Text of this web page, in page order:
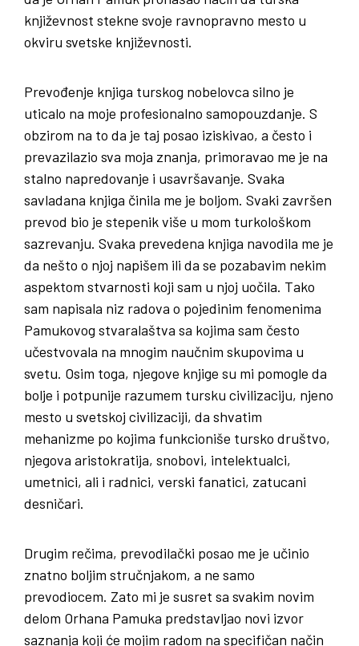
književnost stekne svoje ravnopravno mesto u
okviru svetske književnosti.
Prevođenje knjiga turskog nobelovca silno je
uticalo na moje profesionalno samopouzdanje. S
obzirom na to da je taj posao iziskivao, a često i
prevazilazio sva moja znanja, primoravao me je na
stalno napredovanje i usavršavanje. Svaka
savladana knjiga činila me je boljom. Svaki završen
prevod bio je stepenik više u mom turkološkom
sazrevanju. Svaka prevedena knjiga navodila me je
da nešto o njoj napišem ili da se pozabavim nekim
aspektom stvarnosti koji sam u njoj uočila. Tako
sam napisala niz radova o pojedinim fenomenima
Pamukovog stvaralaštva sa kojima sam često
učestvovala na mnogim naučnim skupovima u
svetu. Osim toga, njegove knjige su mi pomogle da
bolje i potpunije razumem tursku civilizaciju, njeno
mesto u svetskoj civilizaciji, da shvatim
mehanizme po kojima funkcioniše tursko društvo,
njegova aristokratija, snobovi, intelektualci,
umetnici, ali i radnici, verski fanatici, zatucani
desničari.
Drugim rečima, prevodilački posao me je učinio
znatno boljim stručnjakom, a ne samo
prevodiocem. Zato mi je susret sa svakim novim
delom Orhana Pamuka predstavljao novi izvor
saznanja koji će mojim radom na specifičan način